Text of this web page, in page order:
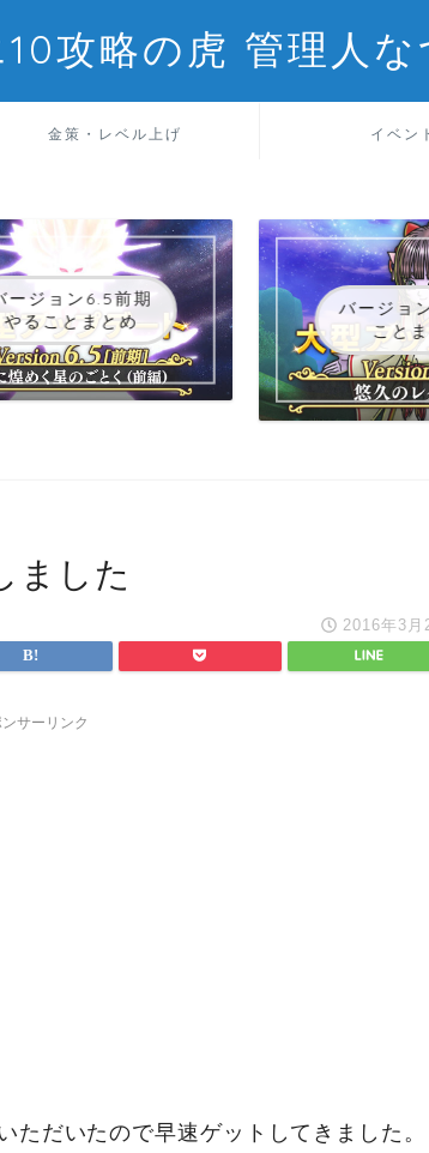
10攻略の虎 管理人
金策・レベル上げ イベン
ージョン6.5前期
やることまとめ
バージョ
こと
ました
2016年3月
サーリンク
ただいたので早速ゲットしてきました。